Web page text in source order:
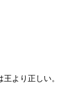
より正しい。